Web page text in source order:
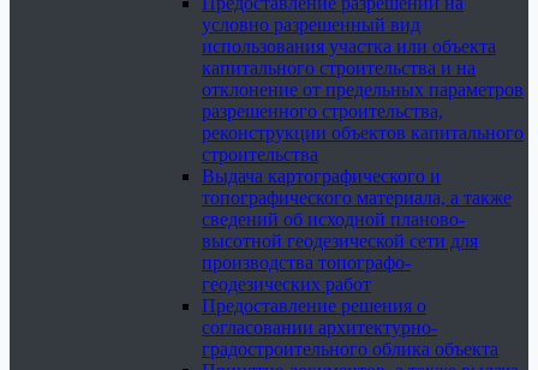
условно разрешенный вид
использования участка или объекта
капитального строительства и на
отклонение от предельных параметров
разрешенного строительства,
реконструкции объектов капитального
строительства
Выдача картографического и
топографического материала, а также
сведений об исходной планово-
высотной геодезической сети для
производства топографо-
геодезических работ
Предоставление решения о
согласовании архитектурно-
градостроительного облика объекта